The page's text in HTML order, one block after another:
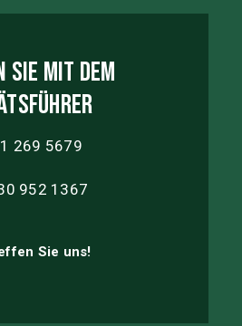
Sie mit dem
269 5679
952 1367
Sie uns!